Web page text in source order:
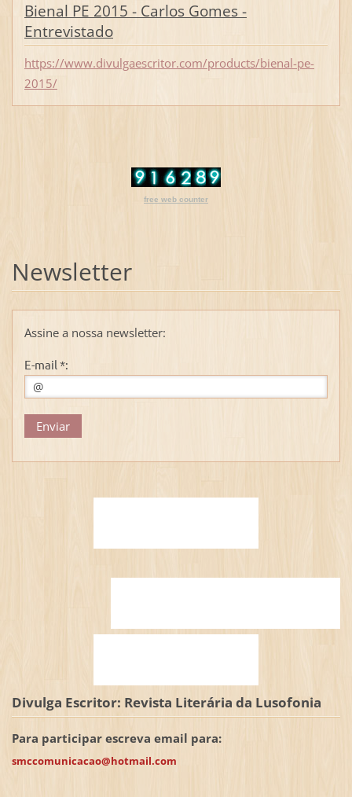
Bienal PE 2015 - Carlos Gomes -
Entrevistado
https://www.divulgaescritor.com/products/bienal-pe-
2015/
free web counter
Newsletter
Assine a nossa newsletter:
E-mail *:
Divulga Escritor: Revista Literária da Lusofonia
Para participar escreva email para:
smccomunicacao@hotmail.com